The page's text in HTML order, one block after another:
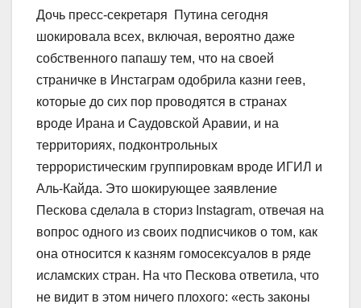
Дочь пресс-секретаря Путина сегодня
шокировала всех, включая, вероятно даже
собственного папашу тем, что на своей
страничке в Инстаграм одобрила казни геев,
которые до сих пор проводятся в странах
вроде Ирана и Саудовской Аравии, и на
территориях, подконтрольных
террористическим группировкам вроде ИГИЛ и
Аль-Кайда. Это шокирующее заявление
Пескова сделала в сториз Instagram, отвечая на
вопрос одного из своих подписчиков о том, как
она относится к казням гомосексуалов в ряде
исламских стран. На что Пескова ответила, что
не видит в этом ничего плохого: «есть законы